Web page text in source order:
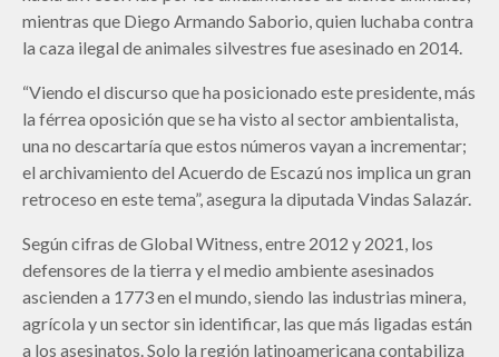
mientras que Diego Armando Saborio, quien luchaba contra
la caza ilegal de animales silvestres fue asesinado en 2014.
“Viendo el discurso que ha posicionado este presidente, más
la férrea oposición que se ha visto al sector ambientalista,
una no descartaría que estos números vayan a incrementar;
el archivamiento del Acuerdo de Escazú nos implica un gran
retroceso en este tema”, asegura la diputada Vindas Salazár.
Según cifras de Global Witness, entre 2012 y 2021, los
defensores de la tierra y el medio ambiente asesinados
ascienden a 1773 en el mundo, siendo las industrias minera,
agrícola y un sector sin identificar, las que más ligadas están
a los asesinatos. Solo la región latinoamericana contabiliza